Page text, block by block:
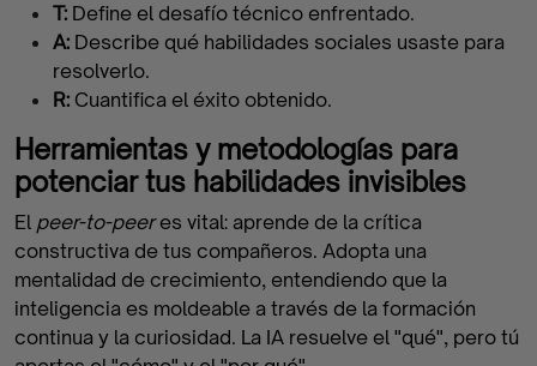
T: Define el desafío técnico enfrentado.
A: Describe qué habilidades sociales usaste para
resolverlo.
R: Cuantifica el éxito obtenido.
Herramientas y metodologías para
potenciar tus habilidades invisibles
El peer-to-peeres vital: aprende de la crítica
constructiva de tus compañeros. Adopta una
mentalidad de crecimiento, entendiendo que la
inteligencia es moldeable a través de la formación
continua y la curiosidad. La IA resuelve el "qué", pero tú